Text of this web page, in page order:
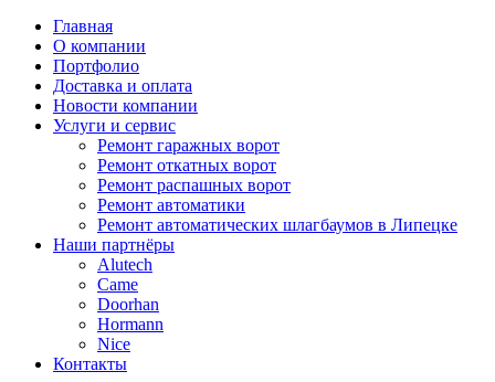
Главная
О компании
Портфолио
Доставка и оплата
Новости компании
Услуги и сервис
Ремонт гаражных ворот
Ремонт откатных ворот
Ремонт распашных ворот
Ремонт автоматики
Ремонт автоматических шлагбаумов в Липецке
Наши партнёры
Alutech
Came
Doorhan
Hormann
Nice
Контакты